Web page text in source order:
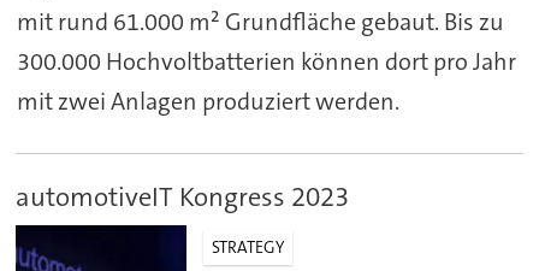
mit rund 61.000 m² Grundfläche gebaut. Bis zu
300.000 Hochvoltbatterien können dort pro Jahr
mit zwei Anlagen produziert werden.
automotiveIT Kongress 2023
STRATEGY